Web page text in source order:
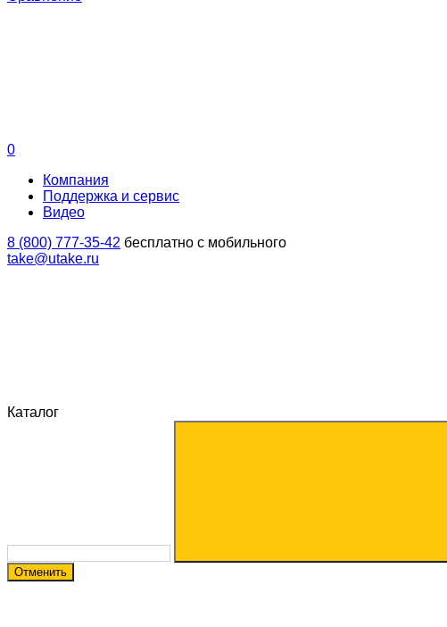
0
Компания
Поддержка и сервис
Видео
8 (800) 777-35-42 бесплатно с мобильного
take@utake.ru
Каталог
Отменить